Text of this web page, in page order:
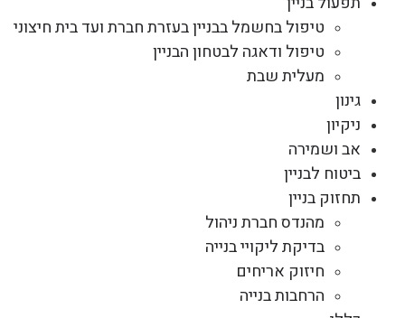
טיפול בחשמל בבניין בעזרת חברת ועד בית חיצוני
טיפול ודאגה לבטחון הבניין
מעלית שבת
גינון
ניקיון
אב ושמירה
ביטוח לבניין
תחזוק בניין
מהנדס חברת ניהול
בדיקת ליקויי בנייה
חיזוק אריחים
הרחבות בנייה